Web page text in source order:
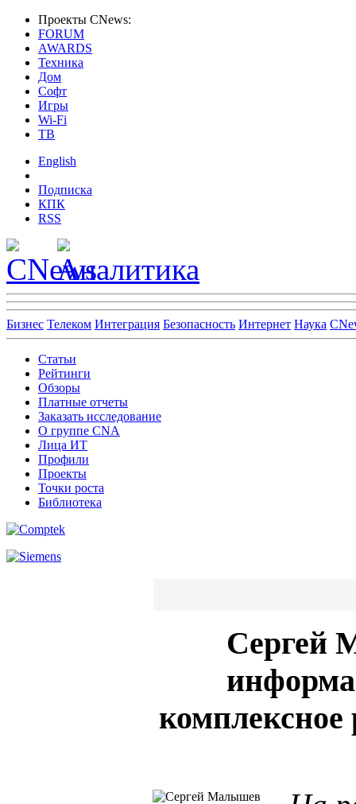
Проекты CNews:
FORUM
AWARDS
Техника
Дом
Софт
Игры
Wi-Fi
ТВ
English
Подписка
КПК
RSS
Бизнес Телеком Интеграция Безопасность Интернет Наука
Статьи
Рейтинги
Обзоры
Платные отчеты
Заказать исследование
О группе CNA
Лица ИТ
Профили
Проекты
Точки роста
Библиотека
Сергей